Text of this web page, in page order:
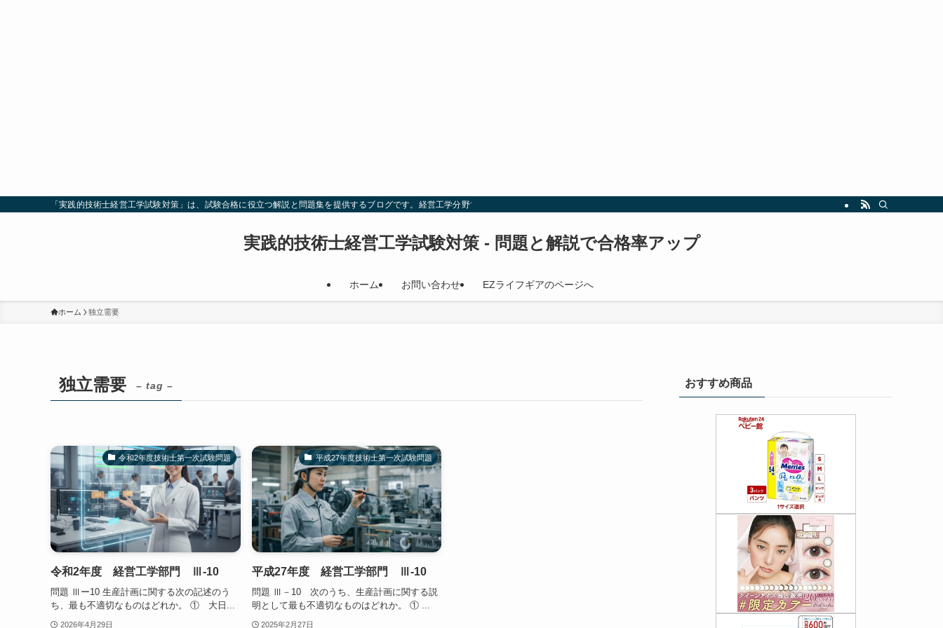
「実践的技術士経営工学試験対策」は、試験合格に役立つ解説と問題集を提供するブログです。経営工学分野での試験対策を効率的に行い、合格を目指しましょう。最新の試験情報や勉強法も随時更新中！
実践的技術士経営工学試験対策 - 問題と解説で合格率アップ
ホーム お問い合わせ EZライフギアのページへ
ホーム 独立需要
独立需要 – tag –
令和2年度技術士第一次試験問題
令和2年度 経営工学部門 Ⅲ-10
問題 Ⅲー10 生産計画に関する次の記述のう
ち、最も不適切なものはどれか。 ① 大日...
2026年4月29日
平成27年度技術士第一次試験問題
平成27年度 経営工学部門 Ⅲ-10
問題 Ⅲ－10 次のうち、生産計画に関する説
明として最も不適切なものはどれか。 ① ...
2025年2月27日
おすすめ商品